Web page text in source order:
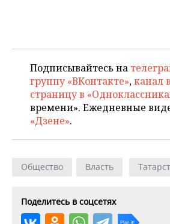
Подписывайтесь на
группу «ВКонтакте»,канал
страницу в
времени». Ежедневные
«Дзене».
Общество Власть
Поделитесь в соцсетях